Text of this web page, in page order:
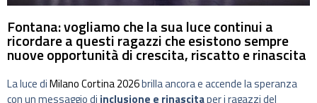
Fontana: vogliamo che la sua luce continui a
ricordare a questi ragazzi che esistono sempre
nuove opportunità di crescita, riscatto e rinascita
La luce diMilano Cortina 2026brilla ancora e accende la speranza
con un messaggio di inclusione e rinascitaper i ragazzi del